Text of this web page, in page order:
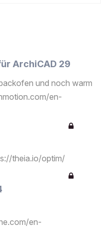
ArchiCAD 29
und noch warm
en-
theia.io/optim/
en-